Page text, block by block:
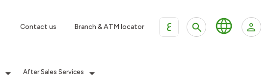
Contact us Branch & ATM locator ع
After Sales Services